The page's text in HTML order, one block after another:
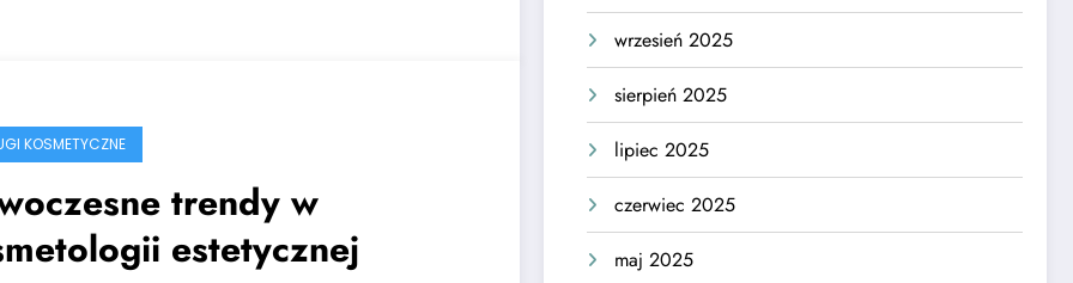
KOSMETYCZNE
trendy w
estetycznej
wrzesień 2025
sierpień 2025
lipiec 2025
czerwiec 2025
maj 2025